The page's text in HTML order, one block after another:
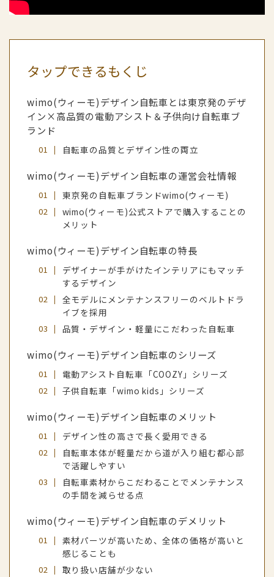
タップできるもくじ
wimo(ウィーモ)デザイン自転車とは東京発のデザ
イン×高品質の電動アシスト＆子供向け自転車ブ
ランド
自転車の品質とデザイン性の両立
wimo(ウィーモ)デザイン自転車の運営会社情報
東京発の自転車ブランドwimo(ウィーモ)
wimo(ウィーモ)公式ストアで購入することの
メリット
wimo(ウィーモ)デザイン自転車の特長
デザイナーが手がけたインテリアにもマッチ
するデザイン
全モデルにメンテナンスフリーのベルトドラ
イブを採用
品質・デザイン・軽量にこだわった自転車
wimo(ウィーモ)デザイン自転車のシリーズ
電動アシスト自転車「COOZY」シリーズ
子供自転車「wimo kids」シリーズ
wimo(ウィーモ)デザイン自転車のメリット
デザイン性の高さで長く愛用できる
自転車本体が軽量だから道が入り組む都心部
で活躍しやすい
自転車素材からこだわることでメンテナンス
の手間を減らせる点
wimo(ウィーモ)デザイン自転車のデメリット
素材パーツが高いため、全体の価格が高いと
感じることも
取り扱い店舗が少ない